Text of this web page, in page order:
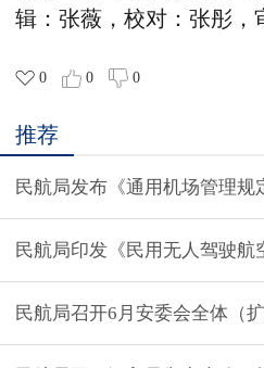
辑：张薇，校对：张彤，
0 0 0
推荐
民航局发布《通用机场管理规
民航局印发《民用无人驾驶
民航局召开6月安委会全体（